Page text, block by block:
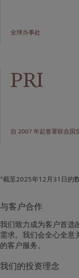
全球办事处
PRI
自 2007 年起签署联合国
*截至2025年12月31日的
与客户合作
我们致力成为客户首选
需求。我们会全心全意
的客户服务。
我们的投资理念